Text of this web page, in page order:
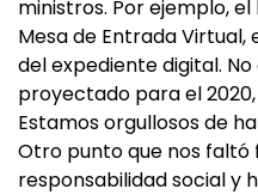
ministros. Por ejemplo,
Mesa de Entrada
del expediente digital.
proyectado para el
Estamos orgullosos de
Otro punto que nos faltó
responsabilidad social y